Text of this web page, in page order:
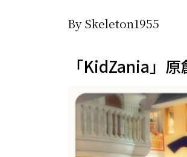
By Skeleton1955
「KidZania」